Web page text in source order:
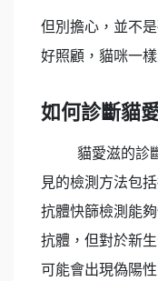
但別擔心，並不
好照顧，貓咪一
如何診斷貓
貓愛滋的診
見的檢測方法包
抗體快篩檢測能
抗體，但對於新
可能會出現偽陽